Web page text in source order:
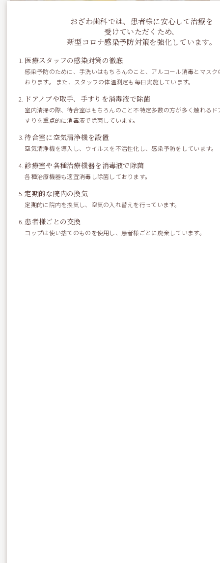
きっとこの夏も何度も作ることになるかと思います（笑）
by DHG
おざわ歯科では、患者様に安心して治療を
受けていただくため、
新型コロナ感染予防対策を強化しています。
医療スタッフの感染対策の徹底
感染予防のために、手洗いはもちろんのこと、アルコール消毒とマス
おります。 また、スタッフの体温測定も毎日実施しています。
ドアノブや取手、手すりを消毒液で除菌
室内清掃の際、待合室はもちろんのこと不特定多数の方が多く触れるド
すりを重点的に消毒液で除菌しています。
待合室に空気清浄機を設置
空気清浄機を導入し、ウイルスを不活性化し、感染予防をしています。
診療室や各種治療機器を消毒液で除菌
各種治療機器も適宜消毒し除菌しております。
定期的な院内の換気
定期的に院内を換気し、空気の入れ替えを行っています。
患者様ごとの交換
コップは使い捨てのものを使用し、患者様ごとに廃棄しています。